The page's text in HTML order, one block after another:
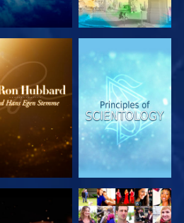
UTFORSK
SERIEN
UTFORSK
SERIEN